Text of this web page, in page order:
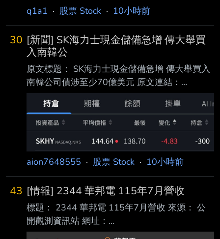
等重大訊息，以利投資人區別瞭解。 2. 來源：
https://mops.twse.com.tw/mops/#/web/home 4.
內文： 1.事實發生日:115/08/07 2.發生緣由:本
公司接獲證券交易所通知，本公司有價證券交易
異常情事，爰奉證券 交易所指示公布下列訊
息，以供投資人參酌。 3.財務業務資訊: 期
間 (月) (季) (最近四季累計) ＝＝
＝＝ ＝＝＝＝＝＝＝
q1a1 · 股票 Stock · 10小時前
30 [新聞] SK海力士現金儲備急增 傳大舉買
入南韓公
原文標題： SK海力士現金儲備急增 傳大舉買入
南韓公司債涉至少70億美元 原文連結：
https://reurl.cc/xe1LE5 發布時間： 2026年8月7
日 週五 上午10:35 [GMT+8] 記者署名： Yahoo
財經 原文內容： SK海力士(SKHY.US)截至第二
季末現金及現金等價物按季大增近62%，達到
88萬億韓圜。《 彭博》引述消息人士報道，SK
海力士正在擴大對當地公司債券的投資。多名信
貸分析師及 市場參與者估計，SK海力士今年已
購入10萬億韓圜至40萬億韓圜(約70億美元至
280億美
aion7648555 · 股票 Stock · 10小時前
43 [情報] 2344 華邦電 115年7月營收
標題： 2344 華邦電 115年7月營收 來源： 公
開觀測資訊站 網址：
https://mopsov.twse.com.tw/mops/web/t51sb1